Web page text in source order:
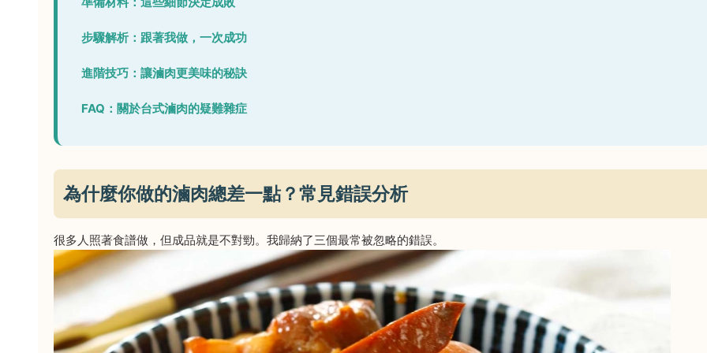
步驟解析：跟著我做，一次成功
進階技巧：讓滷肉更美味的秘訣
FAQ：關於台式滷肉的疑難雜症
為什麼你做的滷肉總差一點？常見錯誤分析
很多人照著食譜做，但成品就是不對勁。我歸納了三個最常被忽略的錯誤。